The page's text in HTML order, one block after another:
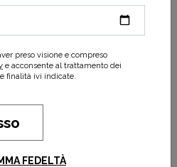
Graphene Man
preso visione e compreso
e acconsente al trattamento dei
finalità ivi indicate.
FEDELTÀ